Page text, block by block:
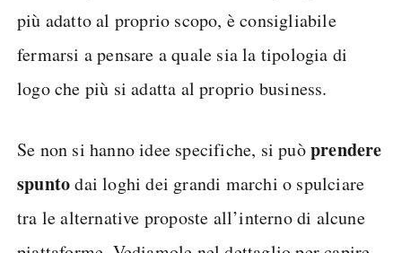
più adatto al proprio scopo, è consigliabile
fermarsi a pensare a quale sia la tipologia di
logo che più si adatta al proprio business.
Se non si hanno idee specifiche, si puòprendere
spuntodai loghi dei grandi marchi o spulciare
tra le alternative proposte all’interno di alcune